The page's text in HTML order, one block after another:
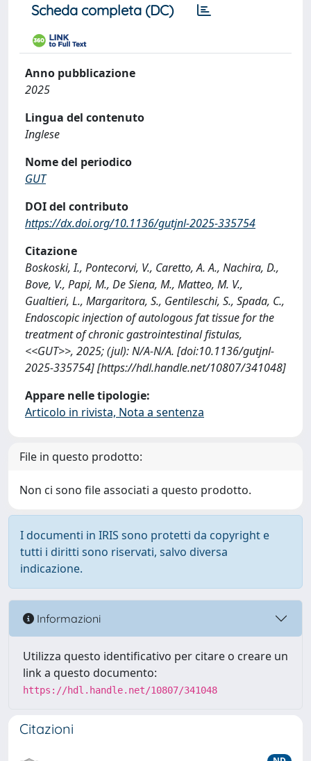
Scheda completa (DC)
Anno pubblicazione
2025
Lingua del contenuto
Inglese
Nome del periodico
GUT
DOI del contributo
https://dx.doi.org/10.1136/gutjnl-2025-335754
Citazione
Boskoski, I., Pontecorvi, V., Caretto, A. A., Nachira, D.,
Bove, V., Papi, M., De Siena, M., Matteo, M. V.,
Gualtieri, L., Margaritora, S., Gentileschi, S., Spada, C.,
Endoscopic injection of autologous fat tissue for the
treatment of chronic gastrointestinal fistulas,
<<GUT>>, 2025; (jul): N/A-N/A. [doi:10.1136/gutjnl-
2025-335754] [https://hdl.handle.net/10807/341048]
Appare nelle tipologie:
Articolo in rivista, Nota a sentenza
File in questo prodotto:
Non ci sono file associati a questo prodotto.
I documenti in IRIS sono protetti da copyright e
tutti i diritti sono riservati, salvo diversa
indicazione.
Informazioni
Utilizza questo identificativo per citare o creare un
link a questo documento:
https://hdl.handle.net/10807/341048
Citazioni